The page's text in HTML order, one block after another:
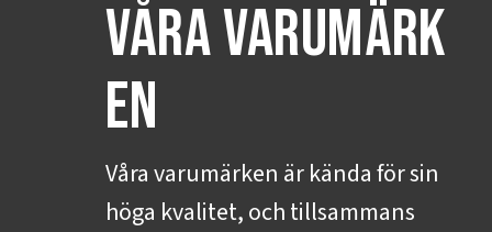
VÅRA VARUMÄRK
EN
Våra varumärken är kända för sin
höga kvalitet, och tillsammans